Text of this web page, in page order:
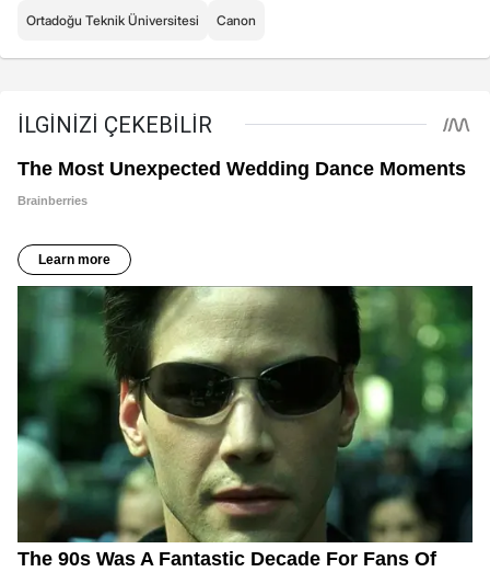
Ortadoğu Teknik Üniversitesi Canon